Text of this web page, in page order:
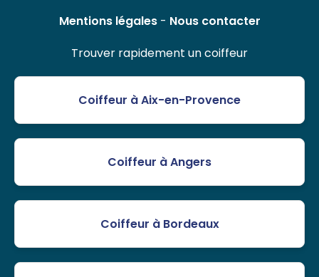
Mentions légales- Nous contacter
Trouver rapidement un coiffeur
Coiffeur à Aix-en-Provence
Coiffeur à Angers
Coiffeur à Bordeaux